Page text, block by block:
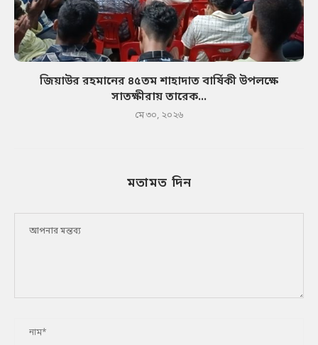
জিয়াউর রহমানের ৪৫তম শাহাদাত বার্ষিকী উপলক্ষে
সাতক্ষীরায় তারেক...
মে ৩০, ২০২৬
মতামত দিন